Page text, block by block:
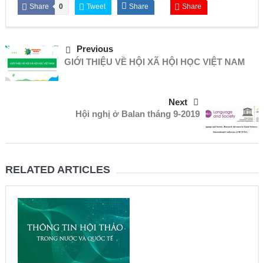
Share 0 Tweet Share Share
Previous
GIỚI THIỆU VỀ HỘI XÃ HỘI HỌC VIỆT NAM
Next
Hội nghị ở Balan tháng 9-2019
RELATED ARTICLES